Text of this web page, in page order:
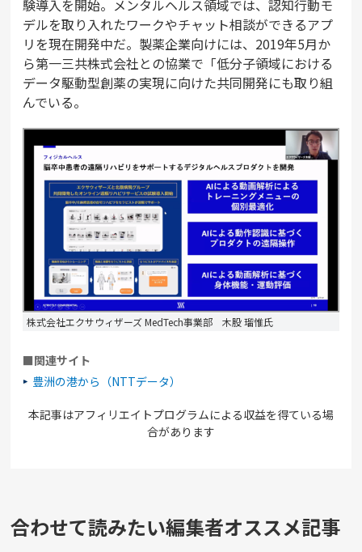
験導入を開始。メンタルヘルス領域では、認知行動モ
デルを取り入れたワークやチャット相談ができるアプ
リを現在開発中だ。製薬企業向けには、2019年5月か
ら第一三共株式会社との協業で「低分子領域における
データ駆動型創薬の実現に向けた共同開発にも取り組
んでいる。
株式会社エクサウィザーズ MedTech事業部 木股 瑠惟氏
■関連サイト
豊洲の港から（NTTデータ）
本記事はアフィリエイトプログラムによる収益を得ている場
合があります
合わせて読みたい編集者オススメ記事